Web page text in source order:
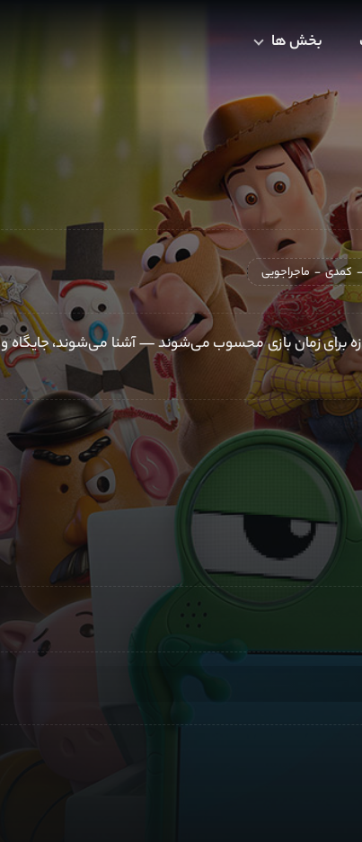
بخش ها
- کمدی - ماجراجویی
برای زمان بازی محسوب می‌شوند — آشنا می‌شوند، جایگاه و